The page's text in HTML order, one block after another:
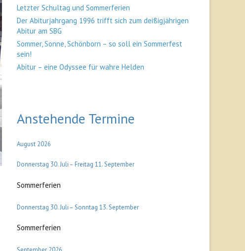
Letzter Schultag und Sommerferien
Der Abiturjahrgang 1996 trifft sich zum deißigjährigen
Abitur am SBG
Sommer, Sonne, Schönborn – so soll ein Sommerfest
sein!
Abitur – eine Odyssee für wahre Helden
Anstehende Termine
August 2026
Donnerstag 30.Juli – Freitag 11.September
Sommerferien
Donnerstag 30.Juli –Sonntag 13.September
Sommerferien